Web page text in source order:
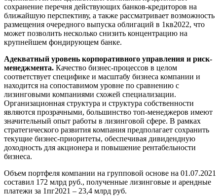
сохранение перечня действующих банков-кредиторов на
ближайшую перспективу, а также рассматривает возможность
размещения очередного выпуска облигаций в 1кв2022, что
может позволить несколько снизить концентрацию на
крупнейшем фондирующем банке.
Адекватный уровень корпоративного управления и риск-
менеджмента. Качество бизнес-процессов в целом
соответствует специфике и масштабу бизнеса компании и
находится на сопоставимом уровне по сравнению с
лизинговыми компаниями схожей специализации.
Организационная структура и структура собственности
являются прозрачными, большинство топ-менеджеров имеют
значительный опыт работы в лизинговой сфере. В рамках
стратегического развития компания предполагает сохранить
текущие бизнес-приоритеты, обеспечивая дивидендную
доходность для акционера и повышение рентабельности
бизнеса.
Объем портфеля компании на групповой основе на 01.07.2021
составил 172 млрд руб., полученные лизинговые и арендные
платежи за 1пг2021 – 23,4 млрд руб.